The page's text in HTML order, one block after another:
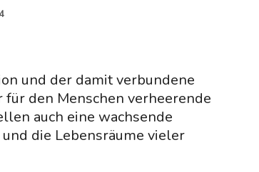
und der damit verbundene
den Menschen verheerende
auch eine wachsende
die Lebensräume vieler